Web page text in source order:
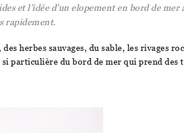
et l’idée d’un elopement en bord de mer
rapidement.
herbes sauvages, du sable, les rivages
particulière du bord de mer qui prend des